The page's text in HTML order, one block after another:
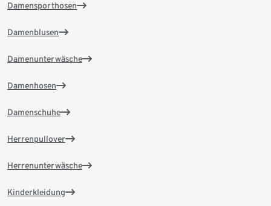
Damensporthosen
Damenblusen
Damenunterwäsche
Damenhosen
Damenschuhe
Herrenpullover
Herrenunterwäsche
Kinderkleidung